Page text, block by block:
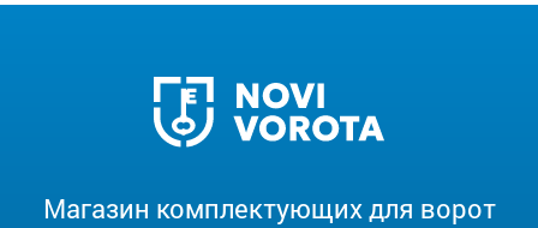
Магазин комплектующих для ворот